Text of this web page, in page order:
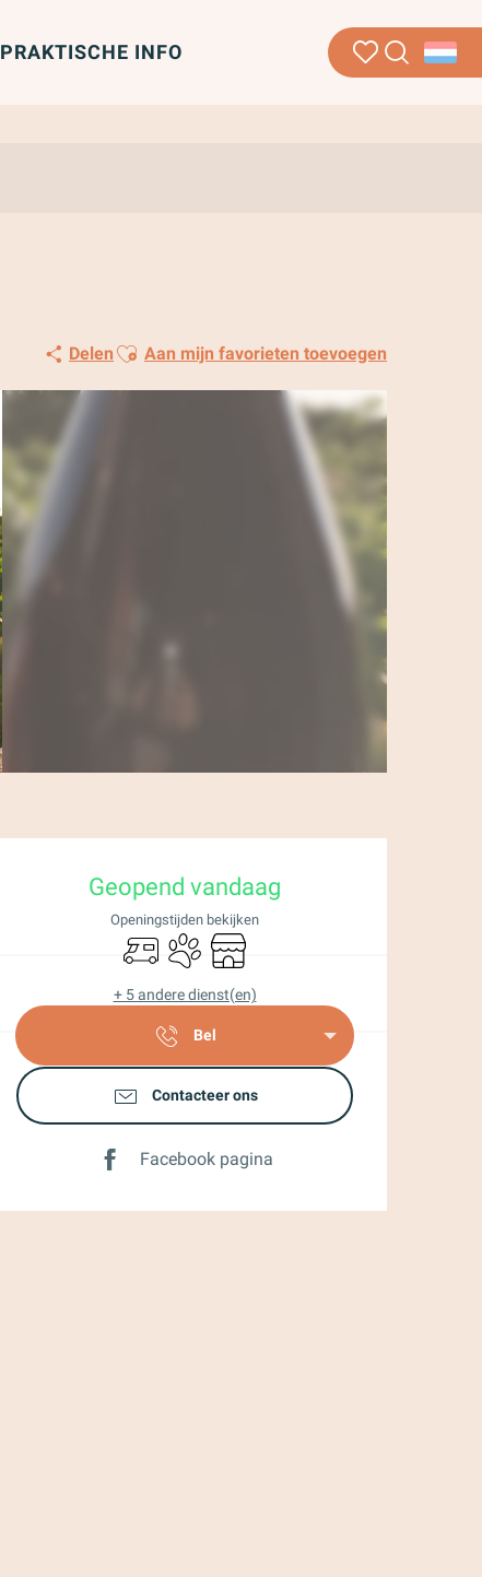
Zoek op
PRAKTISCHE INFO
Delen Ajouter aux favoris
Aan mijn favorieten toevoegen
Openingstijden en
Geopend vandaag
Openingstijden bekijken
CamperDieren toegelaten
Winkel op
+ 5 andere dienst(en)
Bel
Contacteer ons
Facebook pagina